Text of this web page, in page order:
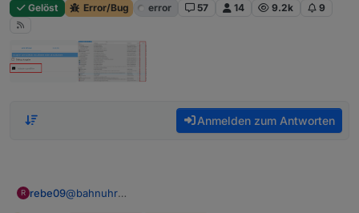
Gelöst Error/Bug error 57 14 9.2k 9
Anmelden zum Antworten
R rebe09@bahnuhr